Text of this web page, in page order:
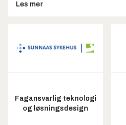
Les mer
Fagansvarlig teknologi
og løsningsdesign